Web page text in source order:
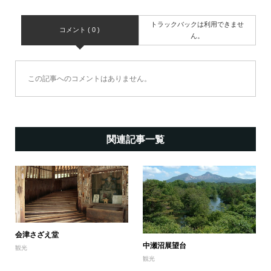
コメント ( 0 )
トラックバックは利用できませ
ん。
この記事へのコメントはありません。
関連記事一覧
会津さざえ堂
観光 中瀬沼展望台
観光